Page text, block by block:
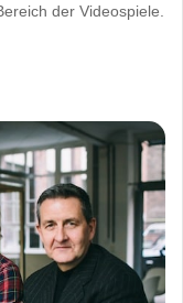
der Videospiele.